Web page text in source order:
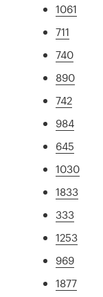
1061
711
740
890
742
984
645
1030
1833
333
1253
969
1877